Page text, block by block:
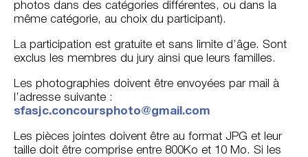
photos dans des catégories différentes, ou dans la
même catégorie, au choix du participant).
La participation est gratuite et sans limite d’âge. Sont
exclus les membres du jury ainsi que leurs familles.
Les photographies doivent être envoyées par mail à
l’adresse suivante :
sfasjc.concoursphoto@gmail.com
Les pièces jointes doivent être au format JPG et leur
taille doit être comprise entre 800Ko et 10 Mo. Si les